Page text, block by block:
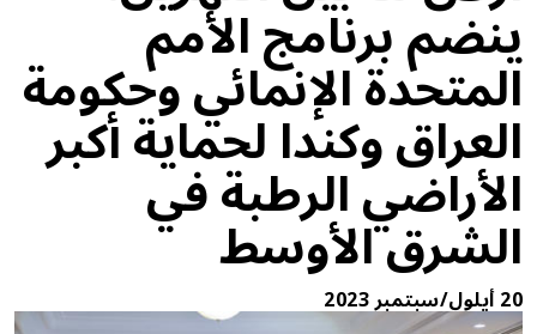
ينضم برنامج الأمم
المتحدة الإنمائي وحكومة
العراق وكندا لحماية أكبر
الأراضي الرطبة في
الشرق الأوسط
20 أيلول/سبتمبر 2023